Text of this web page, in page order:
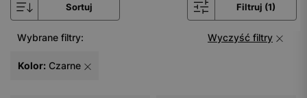
Sortuj Filtruj (1)
Wybrane filtry: Wyczyść filtry
Kolor: Czarne